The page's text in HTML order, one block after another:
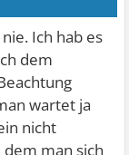
Ich hab es
dem
wartet ja
nicht
man sich